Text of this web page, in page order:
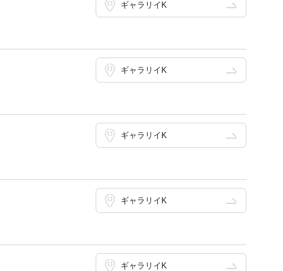
ギャラリイK
ギャラリイK
ギャラリイK
ギャラリイK
ギャラリイK